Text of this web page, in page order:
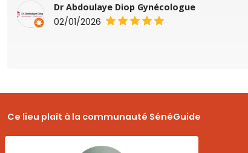
Dr Abdoulaye Diop Gynécologue
02/01/2026
Ce lieu plaît à la communauté SénéGuide